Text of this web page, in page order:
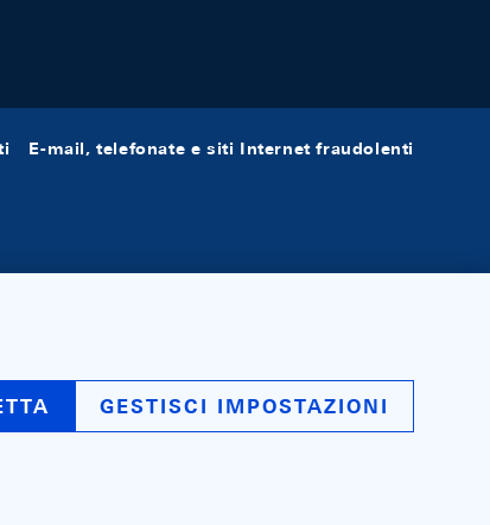
E-mail, telefonate e siti Internet fraudolenti
GESTISCI IMPOSTAZIONI